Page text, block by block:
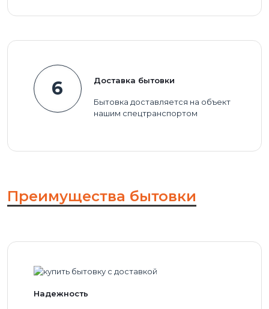
6 Доставка бытовки
Бытовка доставляется на объект
нашим спецтранспортом
Преимущества бытовки
Надежность